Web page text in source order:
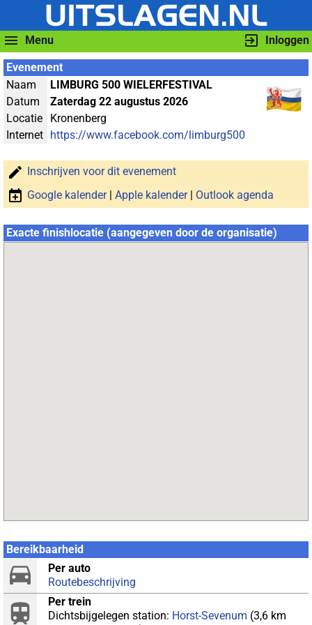
Menu Inloggen
Evenement
Naam
LIMBURG 500 WIELERFESTIVAL
Datum
Zaterdag 22 augustus 2026
Locatie
Kronenberg
Internet https://www.facebook.com/limburg500
Inschrijven voor dit evenement
Google kalender| Apple kalender| Outlook agenda
Exacte finishlocatie (aangegeven door de organisatie)
Bereikbaarheid
Per auto
Routebeschrijving
Per trein
Dichtsbijgelegen station: Horst-Sevenum (3,6 km